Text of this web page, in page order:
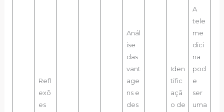
Refl
exõ
es
Anál
ise
das
vant
age
ns e
des
Iden
tific
açã
o de
A
tele
me
dici
na
pod
e
ser
uma